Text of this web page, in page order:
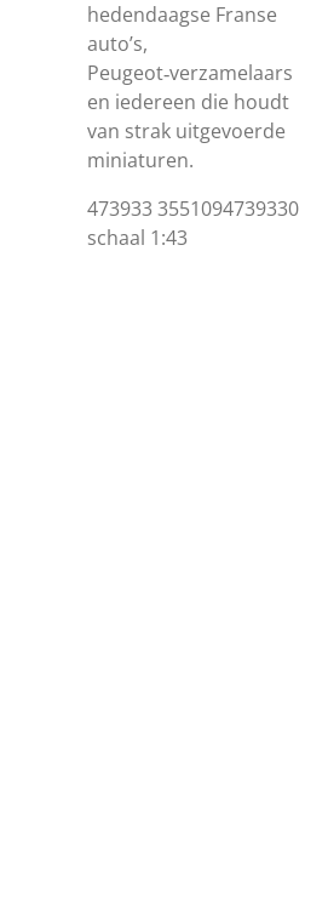
hedendaagse Franse
auto’s,
Peugeot‑verzamelaars
en iedereen die houdt
van strak uitgevoerde
miniaturen.
473933 3551094739330
schaal 1:43